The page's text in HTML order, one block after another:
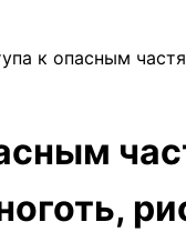
к опасным